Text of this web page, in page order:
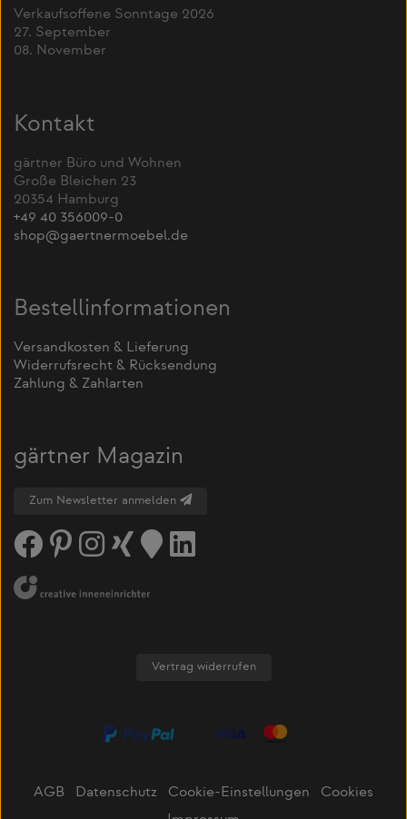
Verkaufsoffene Sonntage 2026
27. September
08. November
Kontakt
gärtner Büro und Wohnen
Große Bleichen 23
20354 Hamburg
+49 40 356009-0
shop@gaertnermoebel.de
Bestellinformationen
Versandkosten & Lieferung
Widerrufsrecht & Rücksendung
Zahlung & Zahlarten
gärtner Magazin
Zum Newsletter anmelden
Vertrag widerrufen
AGB Datenschutz Cookie-Einstellungen
Cookies